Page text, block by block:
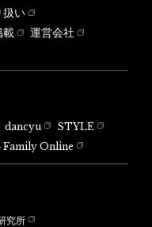
扱い
載
運営会社
dancyu
STYLE
Family Online
究所